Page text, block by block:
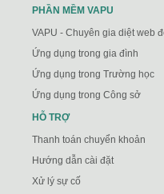
PHẦN MỀM VAPU
VAPU - Chuyên gia diệt web
Ứng dụng trong gia đình
Ứng dụng trong Trường học
Ứng dụng trong Công sở
HỖ TRỢ
Thanh toán chuyển khoản
Hướng dẫn cài đặt
Xử lý sự cố